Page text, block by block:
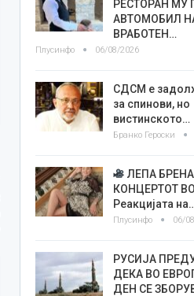
РЕСТОРАН МУ
АВТОМОБИЛ
ВРАБОТЕН…
Плусинфо 06/08/2026
СДСМ е
за спинови, но
вистинското…
Бранко Героски
ЛЕПА
КОНЦЕРТОТ
Реакцијата
Плусинфо 06/
РУСИЈА
ДЕКА ВО
ДЕН СЕ